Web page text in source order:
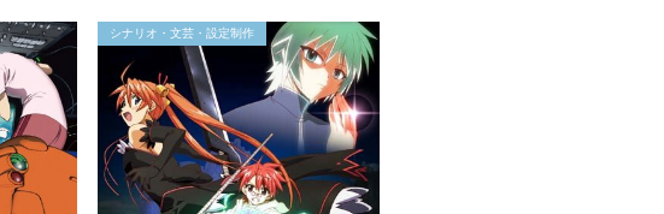
シナリオ・文芸・設定制作